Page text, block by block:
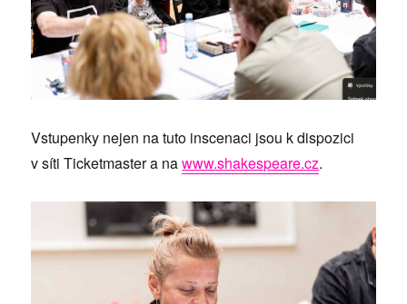
Vstupenky nejen na tuto inscenaci jsou k dispozici
v síti Ticketmaster a nawww.shakespeare.cz.